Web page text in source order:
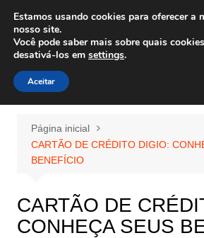
para
conteúdo
Wiley Wales
corais algas e vida marinha
Página inicial
CARTÃO DE CRÉDITO DIGIO:
BENEFÍCIO
CARTÃO DE
CONHEÇA SEUS
Estamos usando cookies para oferecer a
nosso site.
Você pode saber mais sobre quais
desativá-los em settings.
Aceitar